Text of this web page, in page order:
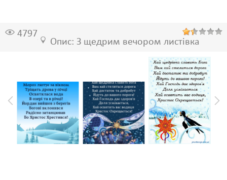
4797
Опис: З щедрим вечором листівка